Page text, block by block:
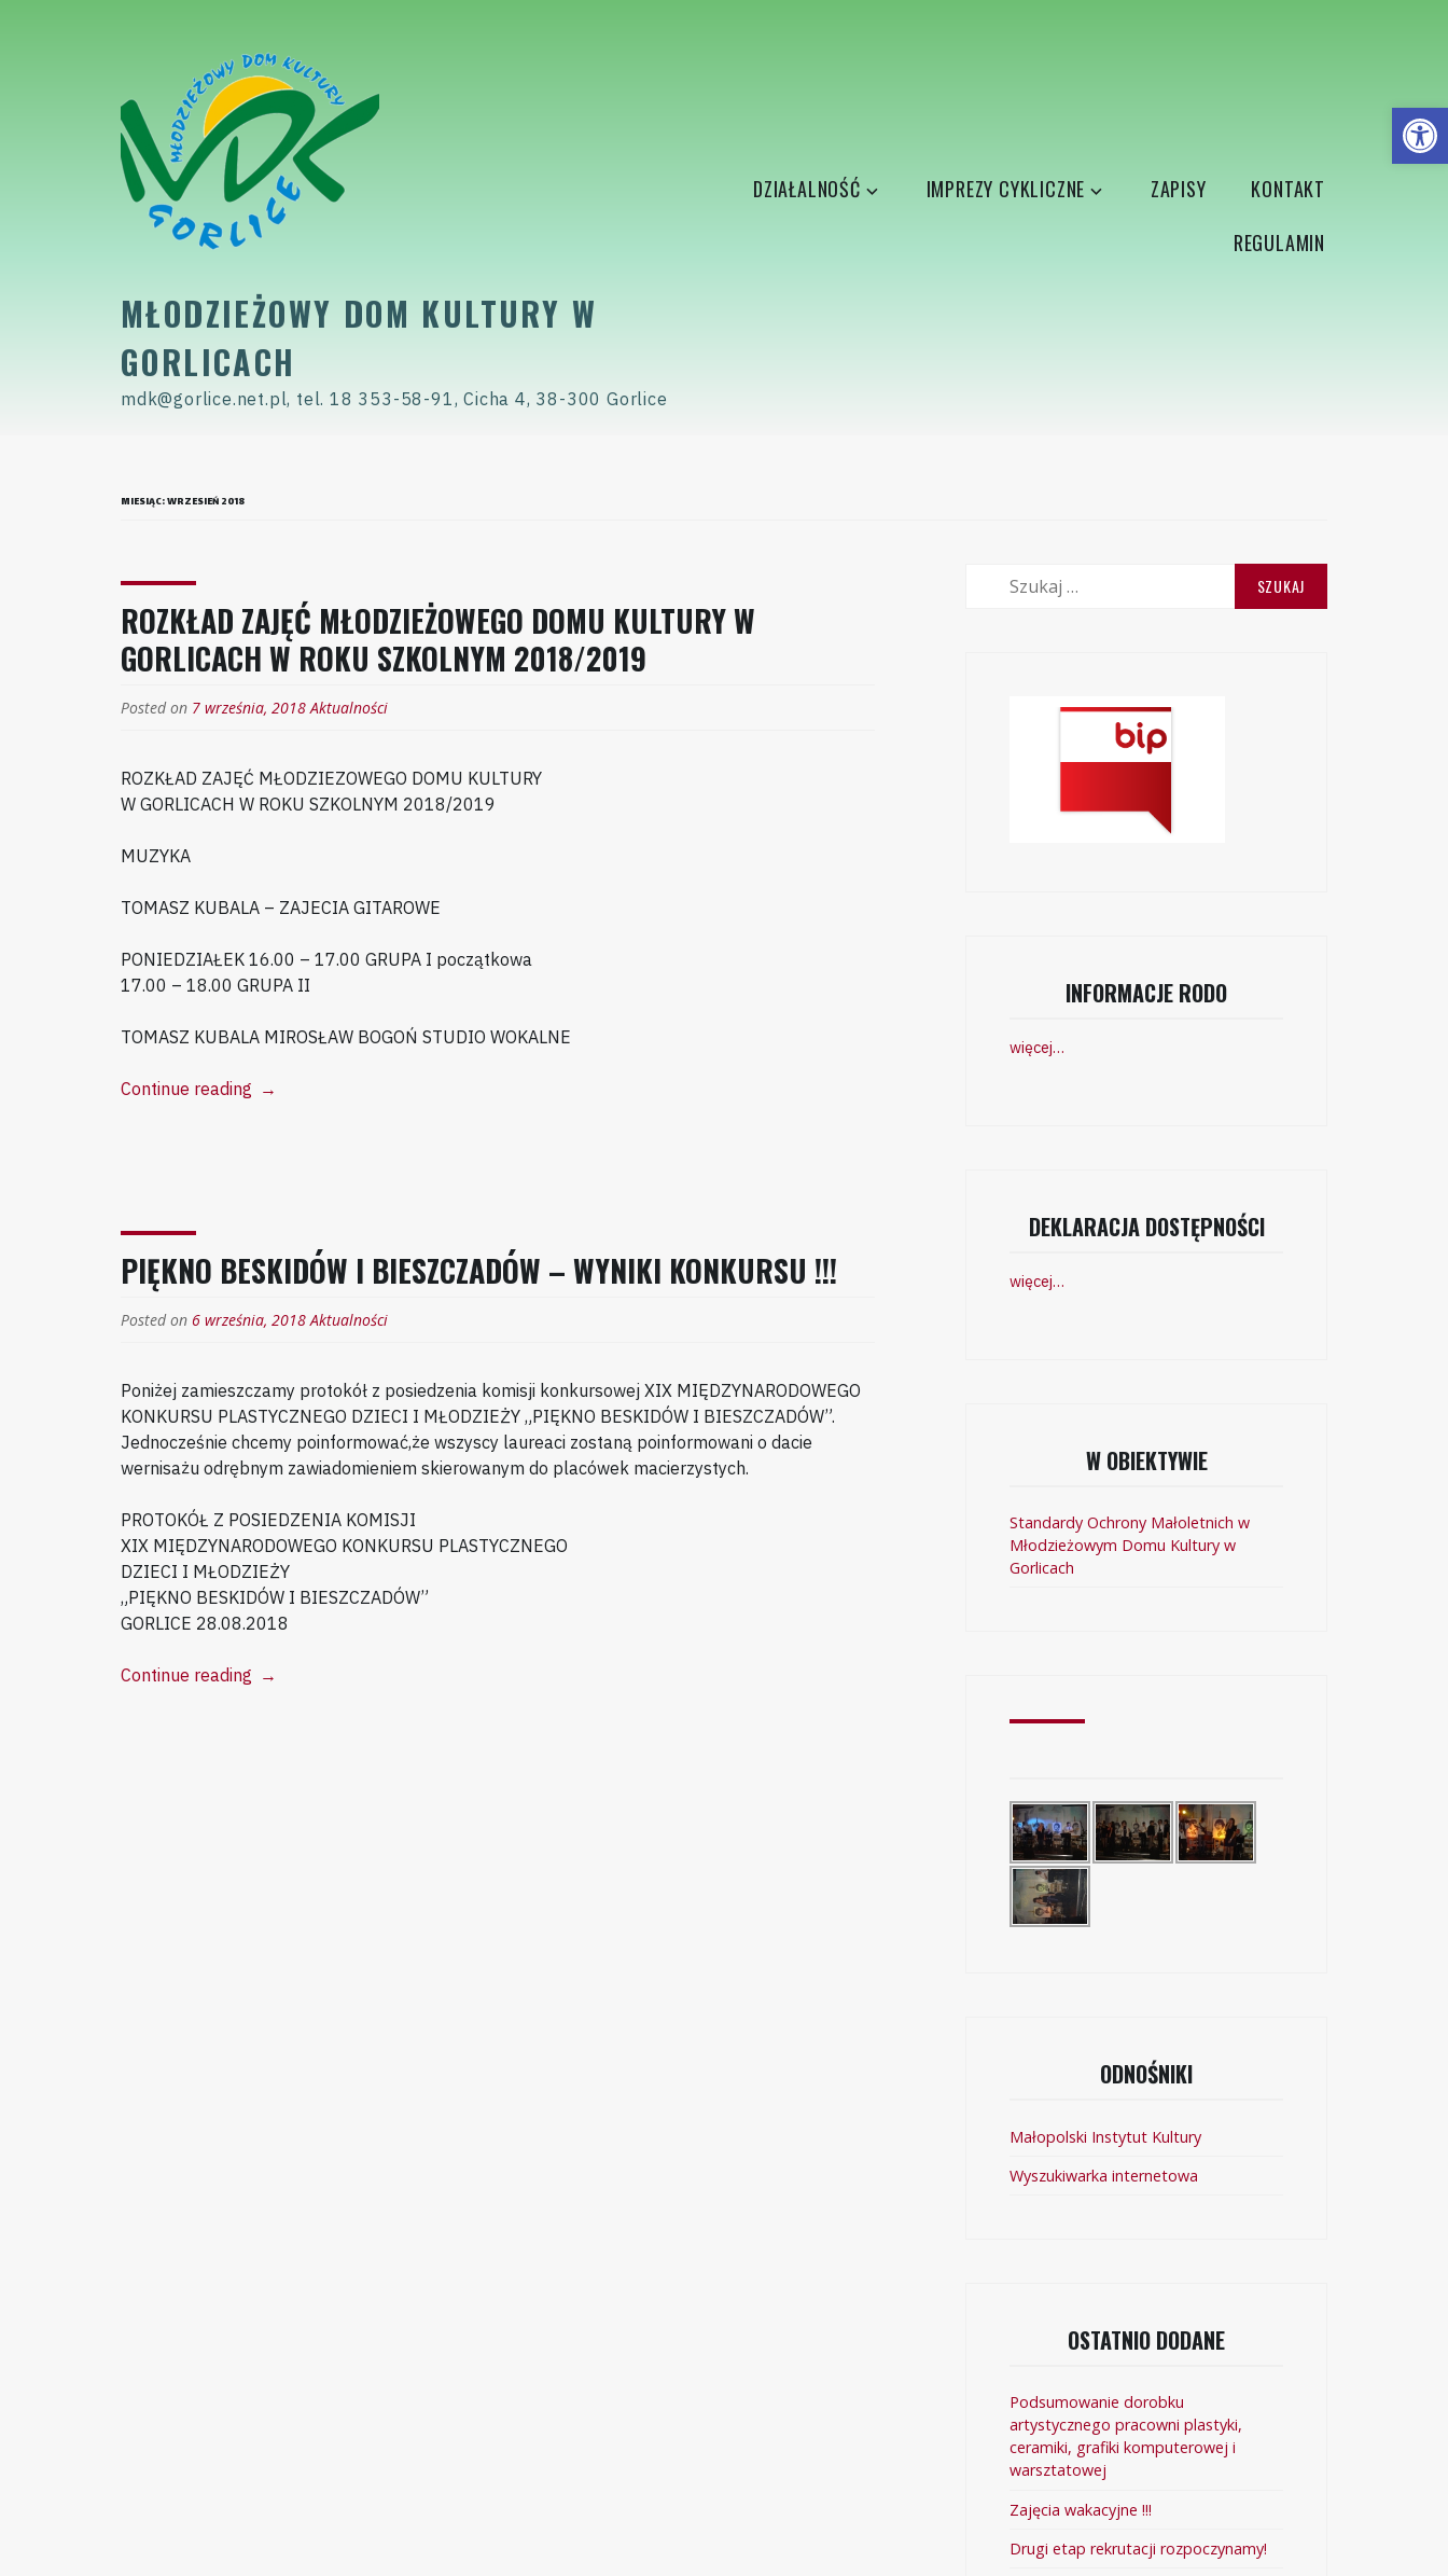
MŁODZIEŻOWY DOM KULTURY W
GORLICACH
mdk@gorlice.net.pl, tel. 18 353-58-91, Cicha 4, 38-300 Gorlice
DZIAŁALNOŚĆ IMPREZY CYKLICZNE ZAPISY
KONTAKT
REGULAMIN
MIESIĄC:WRZESIEŃ 2018
ROZKŁAD ZAJĘĆ MŁODZIEŻOWEGO DOMU KULTURY W
GORLICACH W ROKU SZKOLNYM 2018/2019
Posted on 7 września, 2018 Aktualności
ROZKŁAD ZAJĘĆ MŁODZIEZOWEGO DOMU KULTURY
W GORLICACH W ROKU SZKOLNYM 2018/2019
MUZYKA
TOMASZ KUBALA – ZAJECIA GITAROWE
PONIEDZIAŁEK 16.00 – 17.00 GRUPA I początkowa
17.00 – 18.00 GRUPA II
TOMASZ KUBALA MIROSŁAW BOGOŃ STUDIO WOKALNE
Continue reading “ROZKŁAD
W
SZKOLNYM
→
PIĘKNO BESKIDÓW I BIESZCZADÓW – WYNIKI KONKURSU !!!
Posted on 6 września, 2018 Aktualności
Poniżej zamieszczamy protokół z posiedzenia komisji konkursowej XIX MIĘDZYNARODOWEGO
KONKURSU PLASTYCZNEGO DZIECI I MŁODZIEŻY „PIĘKNO BESKIDÓW I BIESZCZADÓW”.
Jednocześnie chcemy poinformować,że wszyscy laureaci zostaną poinformowani o dacie
wernisażu odrębnym zawiadomieniem skierowanym do placówek macierzystych.
PROTOKÓŁ Z POSIEDZENIA KOMISJI
XIX MIĘDZYNARODOWEGO KONKURSU PLASTYCZNEGO
DZIECI I MŁODZIEŻY
„PIĘKNO BESKIDÓW I BIESZCZADÓW”
GORLICE 28.08.2018
Continue reading “Piękno
→
INFORMACJE RODO
więcej…
DEKLARACJA DOSTĘPNOŚCI
więcej…
W OBIEKTYWIE
Standardy Ochrony Małoletnich w
Młodzieżowym Domu Kultury w
Gorlicach
ODNOŚNIKI
Małopolski Instytut Kultury
Wyszukiwarka internetowa
OSTATNIO DODANE
Podsumowanie dorobku
artystycznego pracowni plastyki,
ceramiki, grafiki komputerowej i
warsztatowej
Zajęcia wakacyjne !!!
Drugi etap rekrutacji rozpoczynamy!